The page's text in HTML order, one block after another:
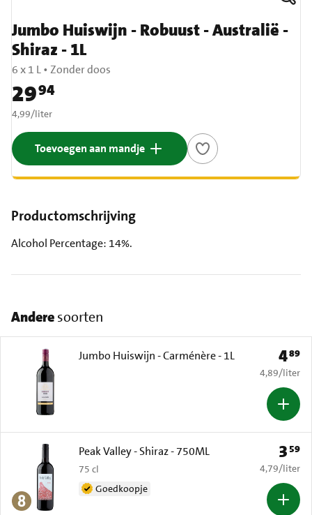
Jumbo Huiswijn - Robuust - Australië -
Shiraz - 1L
6 x 1 L • Zonder doos
Prijs: € 29,94
2994
€ 4,99 per liter
4,99/liter
Toevoegen aan mandje
Productomschrijving
Alcohol Percentage: 14%.
Anderesoorten
Jumbo Huiswijn - Carménère - 1L Prijs:
489
€ 4,89 per
4,89/liter
Peak Valley - Shiraz - 750ML
75 cl
Goedkoopje
Prijs:
3 59
€ 4,79 per
4,79/liter